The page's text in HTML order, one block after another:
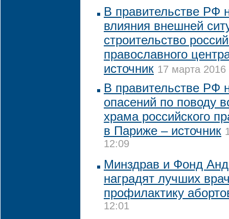
В правительстве РФ
влияния внешней
строительство
православного
источник 17 марта 2016
В правительстве РФ
опасений по поводу
храма российского
в Париже – источник
12:09
Минздрав и Фонд
наградят лучших
профилактику
12:01